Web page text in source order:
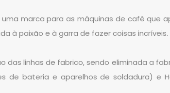
marca para as máquinas de café que
à paixão e à garra de fazer coisas incríveis.
linhas de fabrico, sendo eliminada a
de bateria e aparelhos de soldadura) e